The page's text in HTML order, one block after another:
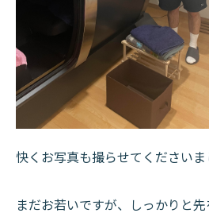
快くお写真も撮らせてください
まだお若いですが、しっかりと